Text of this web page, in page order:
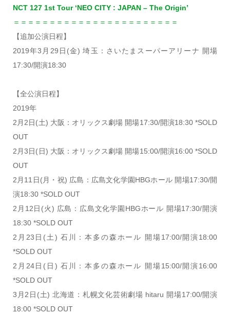
NCT 127 1st Tour ‘NEO CITY : JAPAN – The Origin’
＝＝＝＝＝＝＝＝＝＝＝＝＝＝＝＝＝＝＝＝＝＝＝
【追加公演日程】
2019年3月29日(金) 埼玉：さいたまスーパーアリーナ 開場
17:30/開演18:30
【全公演日程】
2019年
2月2日(土) 大阪：オリックス劇場 開場17:30/開演18:30 *SOLD
OUT
2月3日(日) 大阪：オリックス劇場 開場15:00/開演16:00 *SOLD
OUT
2月11日(月・祝) 広島：広島文化学園HBGホール 開場17:30/開
演18:30 *SOLD OUT
2月12日(火) 広島：広島文化学園HBGホール 開場17:30/開演
18:30 *SOLD OUT
2月23日(土) 石川：本多の森ホール 開場17:00/開演18:00
*SOLD OUT
2月24日(日) 石川：本多の森ホール 開場15:00/開演16:00
*SOLD OUT
3月2日(土) 北海道：札幌文化芸術劇場 hitaru 開場17:00/開演
18:00 *SOLD OUT